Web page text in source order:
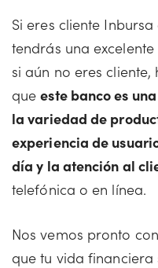
Si eres cliente
tendrás una
si aún no eres
queeste banco es
la variedad de
experiencia de
día y la atención al
telefónica o en línea.
Nos vemos pronto
que tu vida financiera